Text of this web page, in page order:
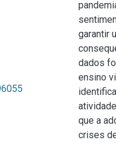
garantir
dados
ensino
que a
crises